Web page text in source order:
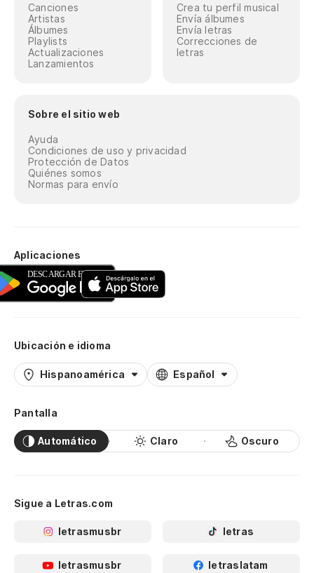
Canciones
Artistas
Álbumes
Playlists
Actualizaciones
Lanzamientos
Crea tu perfil musical
Envía álbumes
Envía letras
Correcciones de
letras
Sobre el sitio web
Ayuda
Condiciones de uso y privacidad
Protección de Datos
Quiénes somos
Normas para envío
Aplicaciones
Ubicación e idioma
Hispanoamérica Español
Pantalla
Automático Claro Oscuro
Sigue a Letras.com
letrasmusbr letras
letrasmusbr letraslatam